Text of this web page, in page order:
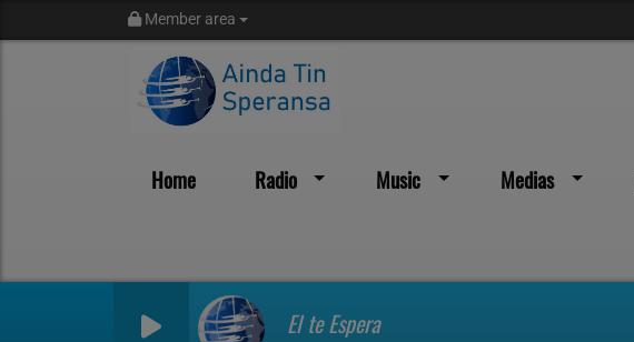
Member area
Home Radio Music Medias
El te Espera